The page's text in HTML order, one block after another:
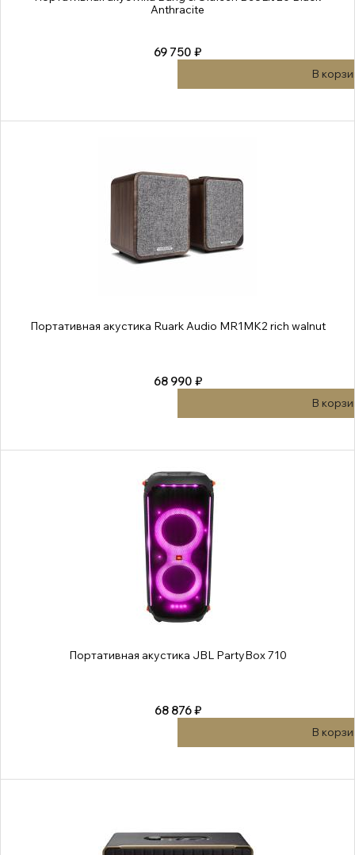
Anthracite
69 750 ₽
В
Портативная акустика Ruark Audio MR1MK2 rich walnut
68 990 ₽
В
Портативная акустика JBL PartyBox 710
68 876 ₽
В